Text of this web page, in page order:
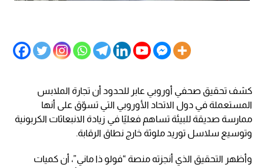
كشف تحقيق صحفي أوروبي عابر للحدود أن تجارة الملابس
المستعملة في دول الاتحاد الأوروبي التي تسوّق على أنها
ممارسة صديقة للبيئة تساهم فعليًا في زيادة الانبعاثات الكربونية
وتوسيع سلاسل توريد ملوثة خارج نطاق الرقابة.
وأظهر التحقيق الذي أنجزته منصة “فولو ذا ماني”، أن كميات